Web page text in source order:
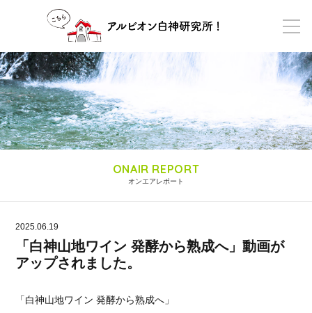
ONAIR REPORT
オンエアレポート
2025.06.19
「白神山地ワイン 発酵から熟成へ」動画が
アップされました。
「白神山地ワイン 発酵から熟成へ」